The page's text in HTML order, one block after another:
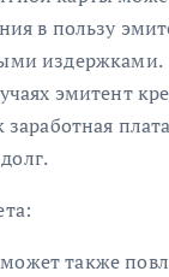
в пользу
издержками.
эмитент
заработная
также